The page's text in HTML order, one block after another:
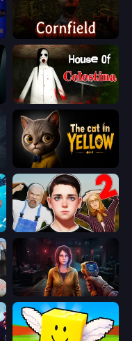
Cornfield
House of Celestina
The Cat in Yellow
Schoolboy Escape 2
Survival Zone Zombie Outbreak